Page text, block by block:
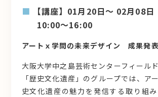
【講座】01月20日～ 02月08日
10:00～16:00
アートｘ学問の未来デザイン 成果発
大阪大学中之島芸術センターフィール
「歴史文化遺産」のグループでは、ア
史文化遺産の魅力を発信する取り組